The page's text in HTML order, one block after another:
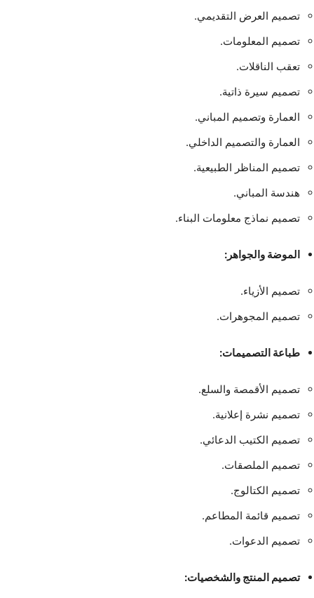
تصميم العرض التقديمي.
تصميم المعلومات.
تعقب الناقلات.
تصميم سيرة ذاتية.
العمارة وتصميم المباني.
العمارة والتصميم الداخلي.
تصميم المناظر الطبيعية.
هندسة المباني.
تصميم نماذج معلومات البناء.
الموضة والجواهر:
تصميم الأزياء.
تصميم المجوهرات.
طباعة التصميمات:
تصميم الأقمصة والسلع.
تصميم نشرة إعلانية.
تصميم الكتيب الدعائي.
تصميم الملصقات.
تصميم الكتالوج.
تصميم قائمة المطاعم.
تصميم الدعوات.
تصميم المنتج والشخصيات: